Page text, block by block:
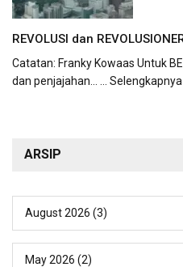
REVOLUSI dan
Catatan: Franky Kowaas Untuk
dan penjajahan...
...
ARSIP
August 2026 (3)
May 2026 (2)